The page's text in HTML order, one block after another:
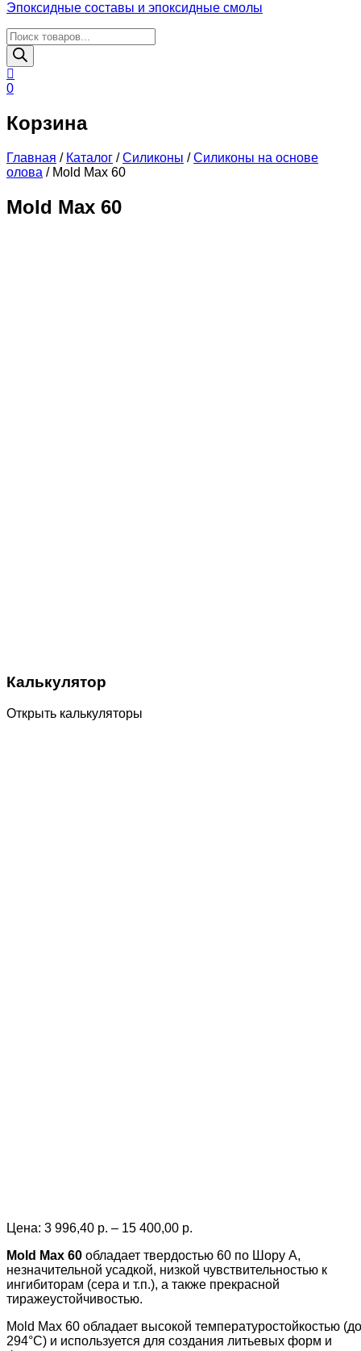
Эпоксидные составы и эпоксидные смолы
Поиск
товаров
0
Корзина
Главная / Каталог /Силиконы /Силиконы на основе
олова / Mold Max 60
Mold Max 60
Калькулятор
Открыть калькуляторы
Цена: 3 996,40 р. – 15 400,00 р.
3
996,40 р.
through
Mold Max 60 обладает твердостью 60 по Шору А,
незначительной усадкой, низкой чувствительностью к
ингибиторам (сера и т.п.), а также прекрасной
тиражеустойчивостью.
Mold Max 60 обладает высокой температуростойкостью (до
294°C) и используется для создания литьевых форм и